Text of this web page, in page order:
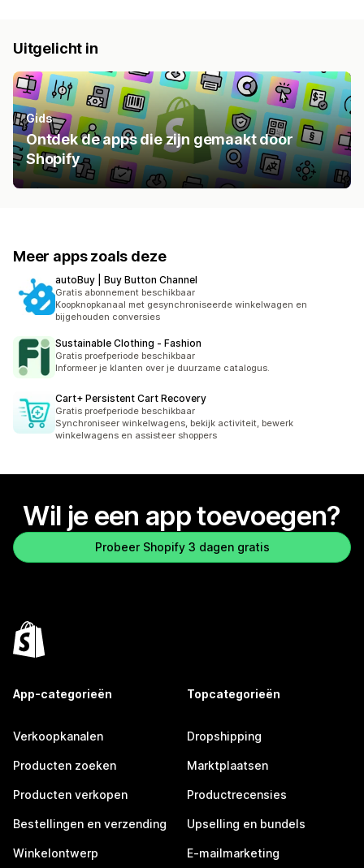
Uitgelicht in
Gids
Ontdek de apps die zijn gemaakt door
Shopify
Meer apps zoals deze
autoBuy | Buy Button Channel
Gratis abonnement beschikbaar
Koopknopkanaal met gesynchroniseerde winkelwagen en
bijgehouden conversies
Sustainable Clothing ‑ Fashion
Gratis proefperiode beschikbaar
Informeer je klanten over je duurzame catalogus.
Cart+ Persistent Cart Recovery
Gratis proefperiode beschikbaar
Synchroniseer winkelwagens, bekijk activiteit, bewerk
winkelwagens en assisteer shoppers
Wil je een app toevoegen?
Probeer Shopify 3 dagen gratis
App-categorieën
Verkoopkanalen
Producten zoeken
Producten verkopen
Bestellingen en verzending
Winkelontwerp
Topcategorieën
Dropshipping
Marktplaatsen
Productrecensies
Upselling en bundels
E-mailmarketing